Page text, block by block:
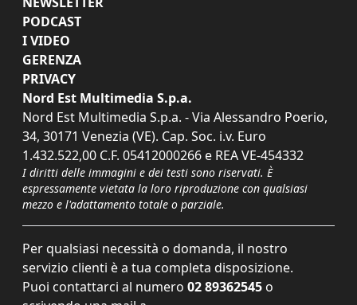
PODCAST
I VIDEO
GERENZA
PRIVACY
Nord Est Multimedia S.p.a.
Nord Est Multimedia S.p.a. - Via Alessandro Poerio,
34, 30171 Venezia (VE). Cap. Soc. i.v. Euro
1.432.522,00 C.F. 05412000266 e REA VE-454332
I diritti delle immagini e dei testi sono riservati. È
espressamente vietata la loro riproduzione con qualsiasi
mezzo e l'adattamento totale o parziale.
Per qualsiasi necessità o domanda, il nostro
servizio clienti è a tua completa disposizione.
Puoi contattarci al numero 02 89362545 o